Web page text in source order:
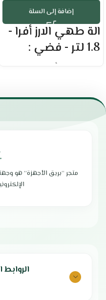
إضافة إلى السلة
الة طهي الارز أفرا -
1.8 لتر - فضي :
العلامة التجارية : أفرا
متنوعة
حماية من درجات الحرارة العالية
وعاء داخلي سهل التنظيف يمنع الأرز
متجر “بريق الأجهزة” هو